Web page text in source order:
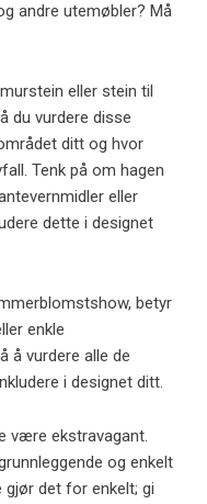
andre utemøbler? Må
eller stein til
du vurdere disse
ditt og hvor
Tenk på om hagen
eller
dette i designet
betyr
enkle
å vurdere alle de
i designet ditt.
være ekstravagant.
og enkelt
gjør det for enkelt; gi